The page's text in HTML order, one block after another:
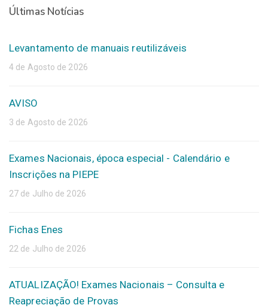
Últimas Notícias
Levantamento de manuais reutilizáveis
4 de Agosto de 2026
AVISO
3 de Agosto de 2026
Exames Nacionais, época especial - Calendário e
Inscrições na PIEPE
27 de Julho de 2026
Fichas Enes
22 de Julho de 2026
ATUALIZAÇÃO! Exames Nacionais – Consulta e
Reapreciação de Provas